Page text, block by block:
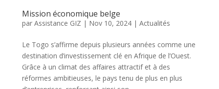
Mission économique belge
par Assistance GIZ | Nov 10, 2024| Actualités
Le Togo s’affirme depuis plusieurs années comme une
destination d’investissement clé en Afrique de l’Ouest.
Grâce à un climat des affaires attractif et à des
réformes ambitieuses, le pays tenu de plus en plus